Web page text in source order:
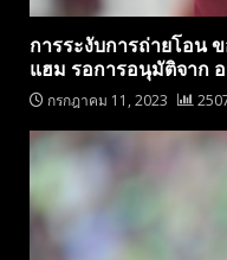
การระงับการถ่ายโอน
แฮม รอการอนุมัติจาก
กรกฎาคม 11, 2023